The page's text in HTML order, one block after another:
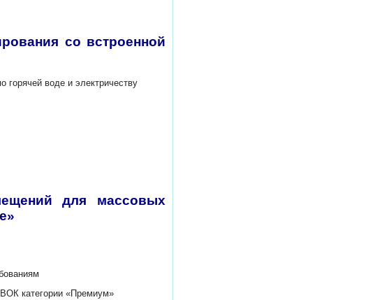
со встроенной
воде и электричеству
для массовых
категории «Премиум»